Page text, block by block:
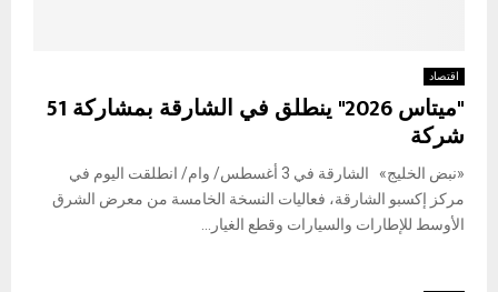
اقتصاد
"ميتاس 2026" ينطلق في الشارقة بمشاركة 51
شركة
«نبض الخليج» الشارقة في 3 أغسطس/ وام/ انطلقت اليوم في
مركز إكسبو الشارقة، فعاليات النسخة الخامسة من معرض الشرق
الأوسط للإطارات والسيارات وقطع الغيار...